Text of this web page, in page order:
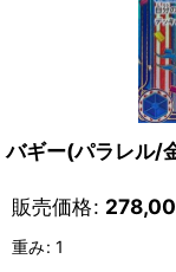
バギー(パラレル/
販売価格:
重み: 1